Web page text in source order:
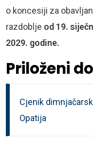
o koncesiji za
razdoblje od 19.
2029. godine.
Priloženi
Cjenik
Opatija